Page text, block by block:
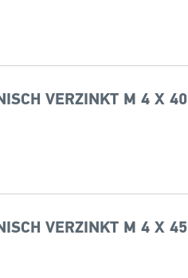
VERZINKT M 4 X 40
VERZINKT M 4 X 45